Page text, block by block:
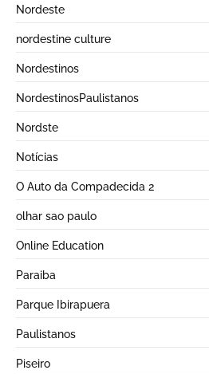
Nordeste
nordestine culture
Nordestinos
NordestinosPaulistanos
Nordste
Notícias
O Auto da Compadecida 2
olhar sao paulo
Online Education
Paraiba
Parque Ibirapuera
Paulistanos
Piseiro